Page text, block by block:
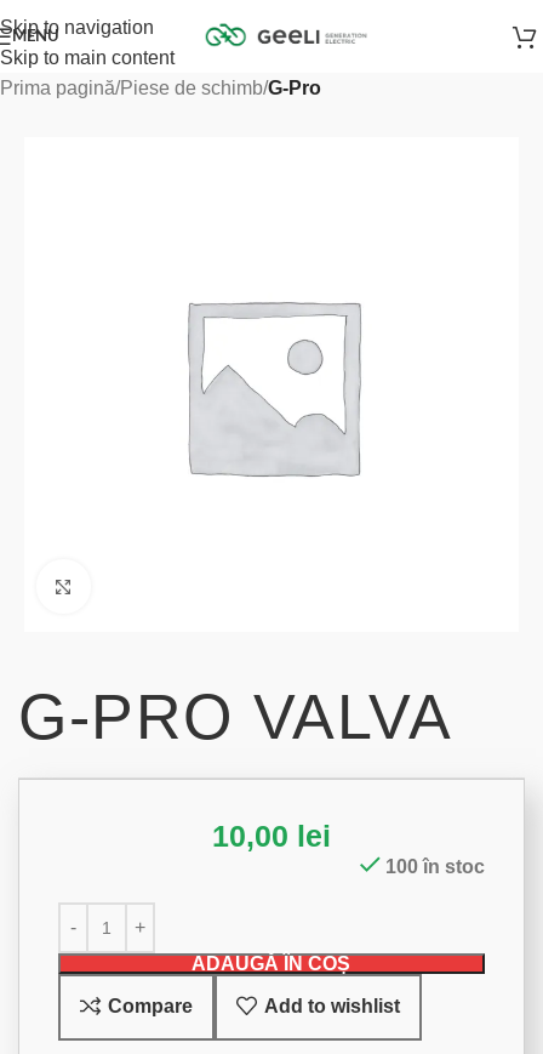
Skip to navigation
Skip to main content
MENU
Prima pagină Piese de schimb G-Pro
G-PRO VALVA
10,00 lei
100 în stoc
ADAUGĂ ÎN COȘ
Compare Add to wishlist